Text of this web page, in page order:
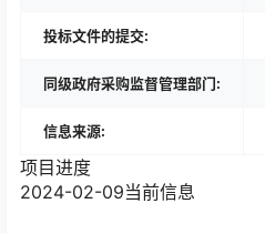
投标文件的提交:
同级政府采购监督管理部门:
信息来源:
项目进度
2024-02-09当前信息